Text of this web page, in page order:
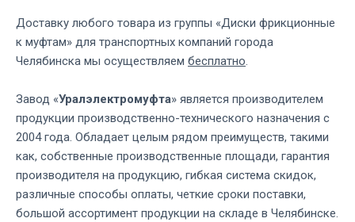
Доставку любого товара из группы «Диски фрикционные
к муфтам» для транспортных компаний города
Челябинска мы осуществляем бесплатно.
Завод «Уралэлектромуфта» является производителем
продукции производственно-технического назначения с
2004 года. Обладает целым рядом преимуществ, такими
как, собственные производственные площади, гарантия
производителя на продукцию, гибкая система скидок,
различные способы оплаты, четкие сроки поставки,
большой ассортимент продукции на складе в Челябинске.